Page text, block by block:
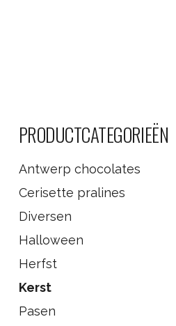
PRODUCTCATEGORIEËN
Antwerp chocolates
Cerisette pralines
Diversen
Halloween
Herfst
Kerst
Pasen